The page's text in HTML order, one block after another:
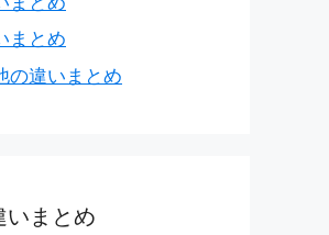
まとめ
の違いまとめ
いまとめ